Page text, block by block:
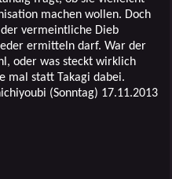
machen wollen. Doch
vermeintliche Dieb
ermitteln darf. War der
oder was steckt wirklich
mal statt Takagi dabei.
(Sonntag) 17.11.2013